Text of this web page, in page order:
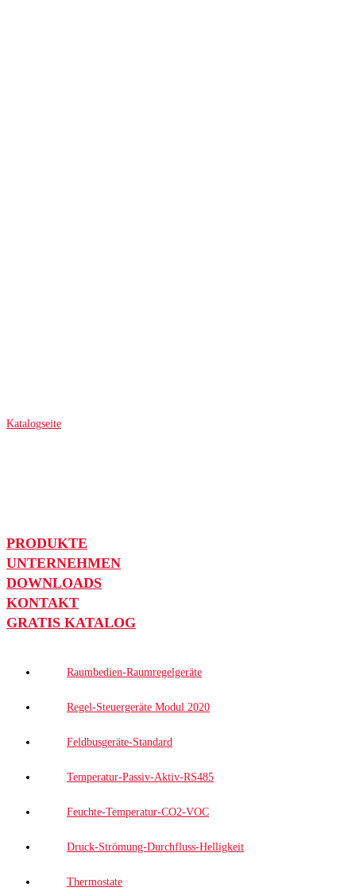
Katalogseite
PRODUKTE
UNTERNEHMEN
DOWNLOADS
KONTAKT
GRATIS KATALOG
Raumbedien-Raumregelgeräte
Regel-Steuergeräte Modul 2020
Feldbusgeräte-Standard
Temperatur-Passiv-Aktiv-RS485
Feuchte-Temperatur-CO2-VOC
Druck-Strömung-Durchfluss-Helligkeit
Thermostate